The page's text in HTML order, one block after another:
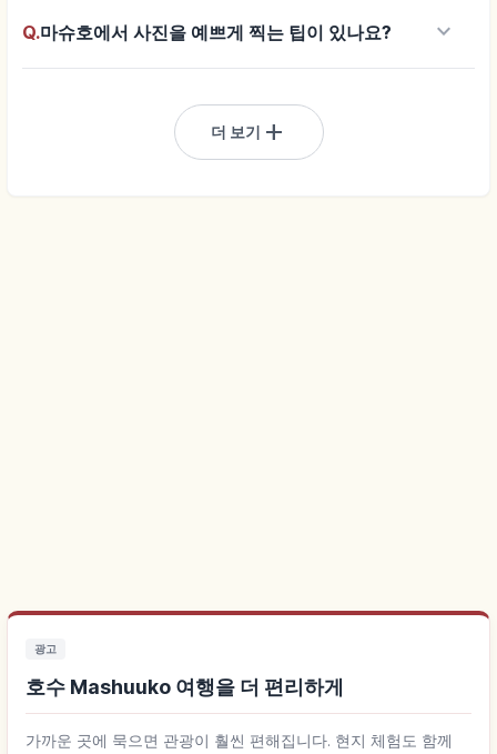
Q.마슈호에서 사진을 예쁘게 찍는 팁이 있나요? keyboard_arrow_down
더 보기 add
광고
호수 Mashuuko 여행을 더 편리하게
가까운 곳에 묵으면 관광이 훨씬 편해집니다. 현지 체험도 함께